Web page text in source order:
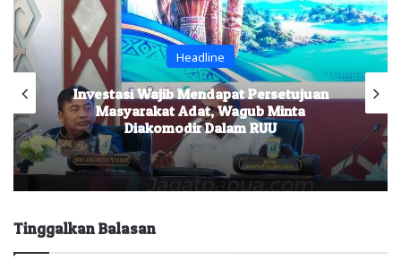
Headline
Wajib Mendapat Persetujuan
Adat, Wagub Minta
Diakomodir Dalam RUU
Baleg
Tinggalkan Balasan